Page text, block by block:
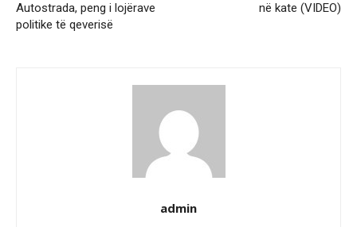
Autostrada, peng i lojërave
politike të qeverisë
në kate (VIDEO)
admin